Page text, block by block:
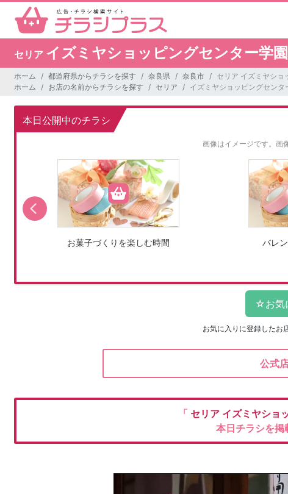
セリア イズミヤショッピングセンター学
ホーム 都道府県からチラシを探す 奈良県 奈良市
セリア イズミヤショ
ホーム
お店の名前からチラシを探す セリア イズミヤショッピングセンタ
本日公開中のチラシ
画像はイメージです。 画
お菓子づくりを楽しむ時間 バレ
お気に入りに登録したお
公式
「 セリア イズミヤショ
本日チラシを掲